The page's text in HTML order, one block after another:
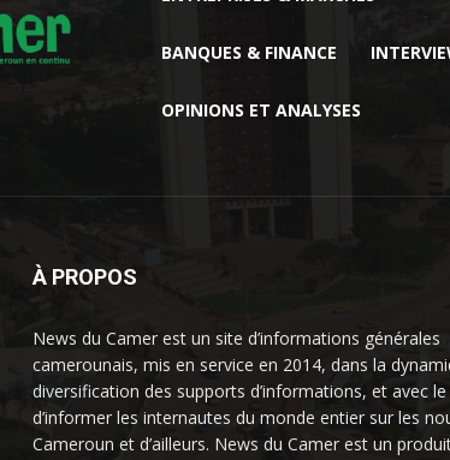
BANQUES & FINANCE
OPINIONS ET ANALYSES
À PROPOS
News du Camer est un site d’informations générales
camerounais, mis en service en 2014, dans la
diversification des supports d’informations, et avec le
d’informer les internautes du monde entier sur les
Cameroun et d’ailleurs. News du Camer est un